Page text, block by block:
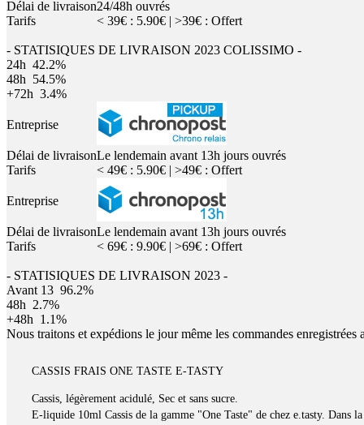
Délai de livraison24/48h ouvrés
Tarifs
< 39€ : 5.90€ | >39€ : Offert
- STATISIQUES DE LIVRAISON 2023 COLISSIMO -
24h 42.2%
48h 54.5%
+72h 3.4%
Entreprise
Délai de livraisonLe lendemain avant 13h jours ouvrés
Tarifs
< 49€ : 5.90€ | >49€ : Offert
Entreprise
Délai de livraisonLe lendemain avant 13h jours ouvrés
Tarifs
< 69€ : 9.90€ | >69€ : Offert
- STATISIQUES DE LIVRAISON 2023 -
Avant 13 96.2%
48h 2.7%
+48h 1.1%
Nous traitons et expédions le jour même les commandes
CASSIS FRAIS ONE TASTE E-TASTY
Cassis, légèrement acidulé, Sec et sans sucre.
E-liquide 10ml Cassis de la gamme "One Taste" de chez e.tasty. Dans